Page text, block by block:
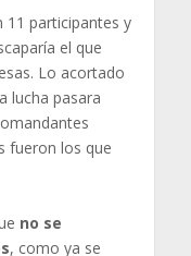
11 participantes y
el que
Lo acortado
lucha pasara
fueron los que
no se
, como ya se